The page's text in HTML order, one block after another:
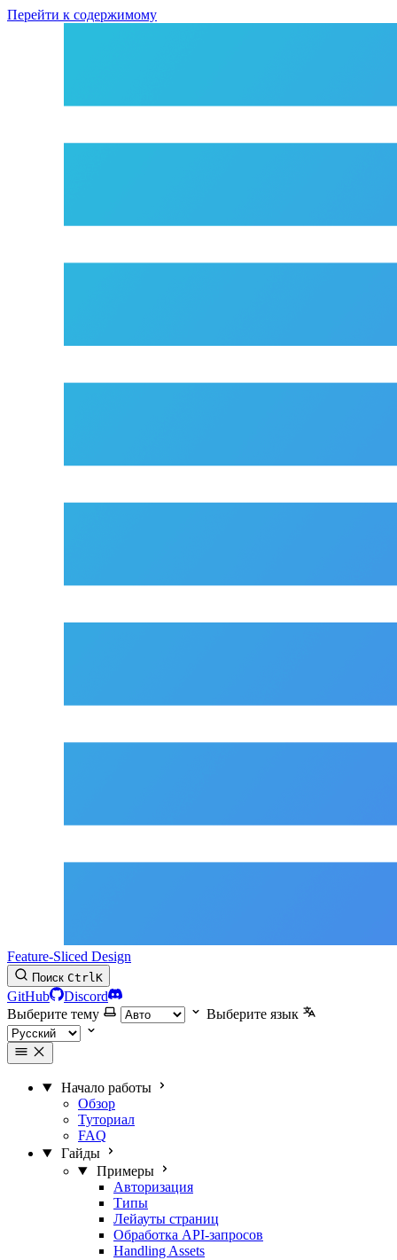
Перейти к содержимому
Feature-Sliced Design
Поиск CtrlK
GitHub
Discord
Выберите тему
Выберите язык
Начало работы
Обзор
Туториал
FAQ
Гайды
Примеры
Авторизация
Типы
Лейауты страниц
Обработка API-запросов
Handling Assets